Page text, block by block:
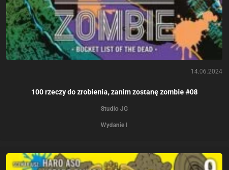
14.06.2024
100 rzeczy do zrobienia, zanim zostanę zombie #08
Studio JG
Wydanie I